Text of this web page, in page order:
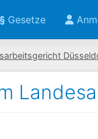
§ Gesetze